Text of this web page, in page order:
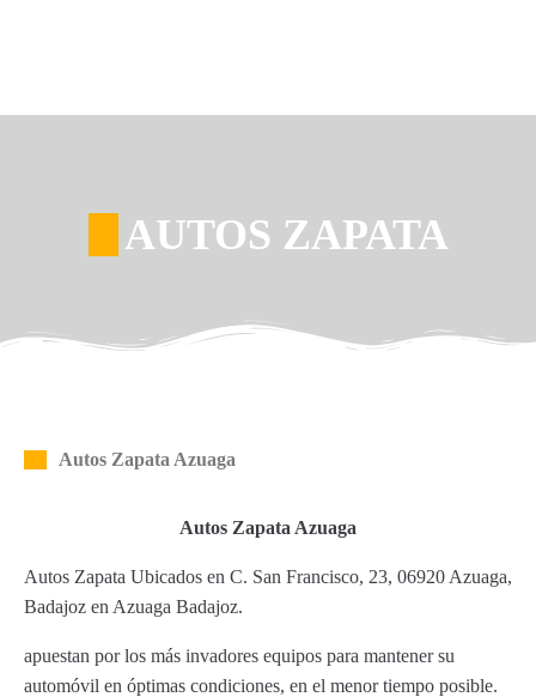
AUTOS ZAPATA
Autos Zapata Azuaga
Autos Zapata Azuaga
Autos Zapata Ubicados en C. San Francisco, 23, 06920 Azuaga,
Badajoz en Azuaga Badajoz.
apuestan por los más invadores equipos para mantener su
automóvil en óptimas condiciones, en el menor tiempo posible.